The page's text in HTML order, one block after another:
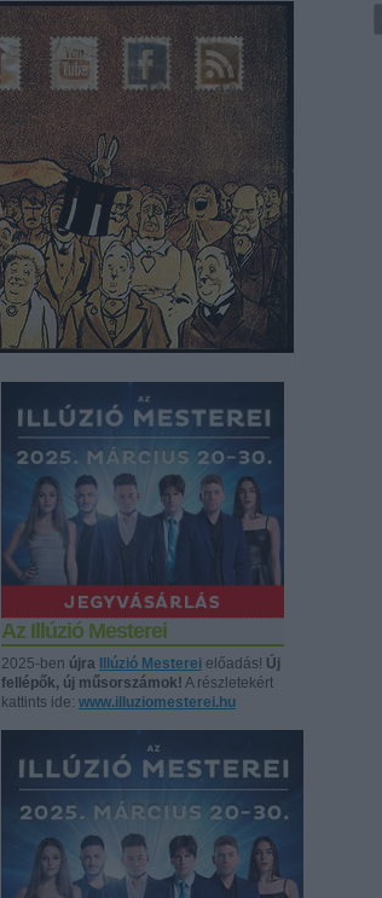
Az Illúzió Mesterei
2025-ben újra Illúzió Mesterei előadás! Új
fellépők, új műsorszámok! A részletekért
kattints ide: www.illuziomesterei.hu